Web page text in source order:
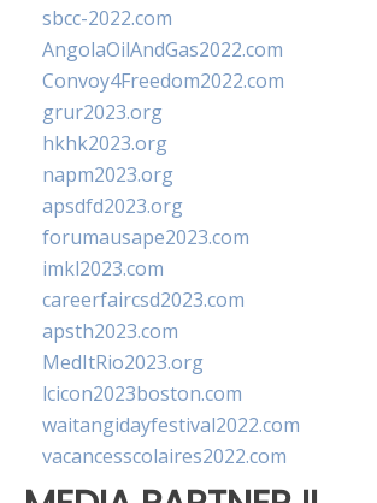
sbcc-2022.com
AngolaOilAndGas2022.com
Convoy4Freedom2022.com
grur2023.org
hkhk2023.org
napm2023.org
apsdfd2023.org
forumausape2023.com
imkl2023.com
careerfaircsd2023.com
apsth2023.com
MedItRio2023.org
lcicon2023boston.com
waitangidayfestival2022.com
vacancesscolaires2022.com